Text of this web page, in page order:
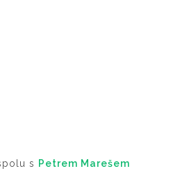
s Petrem Marešem